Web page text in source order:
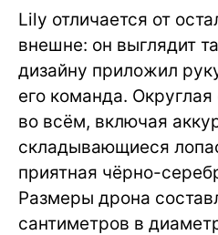
Lily отличается от
внешне: он выглядит
дизайну приложил
его команда.
во всём, включая
складывающиеся
приятная чёрно-
Размеры дрона
сантиметров в